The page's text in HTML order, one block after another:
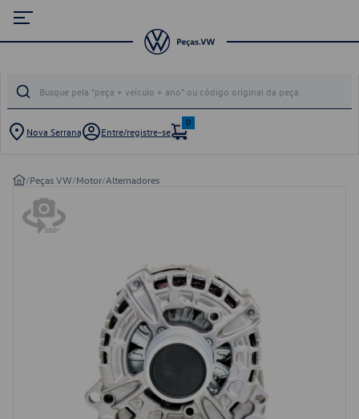
Nova Serrana Entre/registre-se
0
/Peças VW/Motor/Alternadores